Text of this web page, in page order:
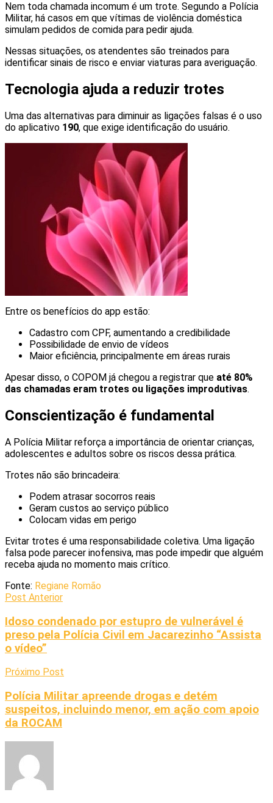
Nem toda chamada incomum é um trote. Segundo a Polícia
Militar, há casos em que vítimas de violência doméstica
simulam pedidos de comida para pedir ajuda.
Nessas situações, os atendentes são treinados para
identificar sinais de risco e enviar viaturas para averiguação.
Tecnologia ajuda a reduzir trotes
Uma das alternativas para diminuir as ligações falsas é o uso
do aplicativo 190, que exige identificação do usuário.
Entre os benefícios do app estão:
Cadastro com CPF, aumentando a credibilidade
Possibilidade de envio de vídeos
Maior eficiência, principalmente em áreas rurais
Apesar disso, o COPOM já chegou a registrar que até 80%
das chamadas eram trotes ou ligações improdutivas.
Conscientização é fundamental
A Polícia Militar reforça a importância de orientar crianças,
adolescentes e adultos sobre os riscos dessa prática.
Trotes não são brincadeira:
Podem atrasar socorros reais
Geram custos ao serviço público
Colocam vidas em perigo
Evitar trotes é uma responsabilidade coletiva. Uma ligação
falsa pode parecer inofensiva, mas pode impedir que alguém
receba ajuda no momento mais crítico.
Fonte: Regiane Romão
Post Anterior
Idoso condenado por estupro de vulnerável é
preso pela Polícia Civil em Jacarezinho “Assista
o vídeo”
Próximo Post
Polícia Militar apreende drogas e detém
suspeitos, incluindo menor, em ação com apoio
da ROCAM